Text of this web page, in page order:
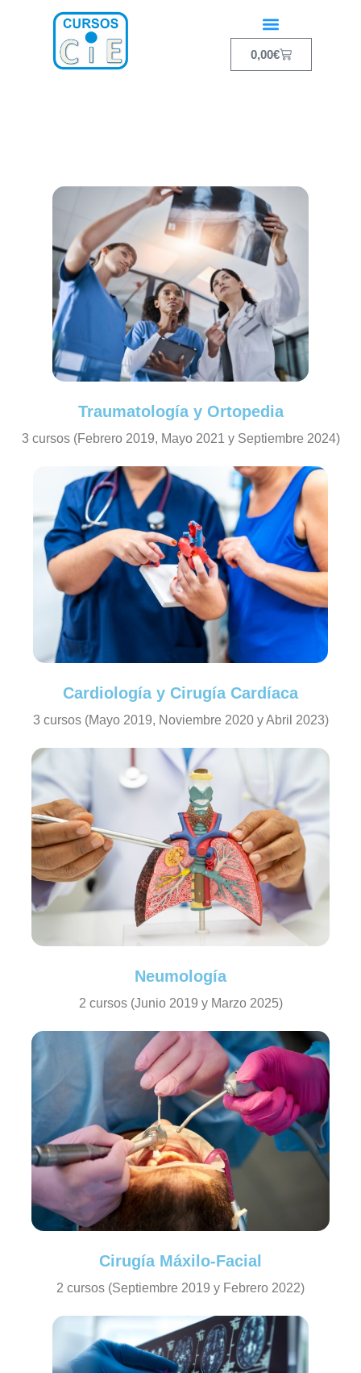
0,00€
Traumatología y Ortopedia
3 cursos (Febrero 2019, Mayo 2021 y Septiembre 2024)
Cardiología y Cirugía Cardíaca
3 cursos (Mayo 2019, Noviembre 2020 y Abril 2023)
Neumología
2 cursos (Junio 2019 y Marzo 2025)
Cirugía Máxilo-Facial
2 cursos (Septiembre 2019 y Febrero 2022)